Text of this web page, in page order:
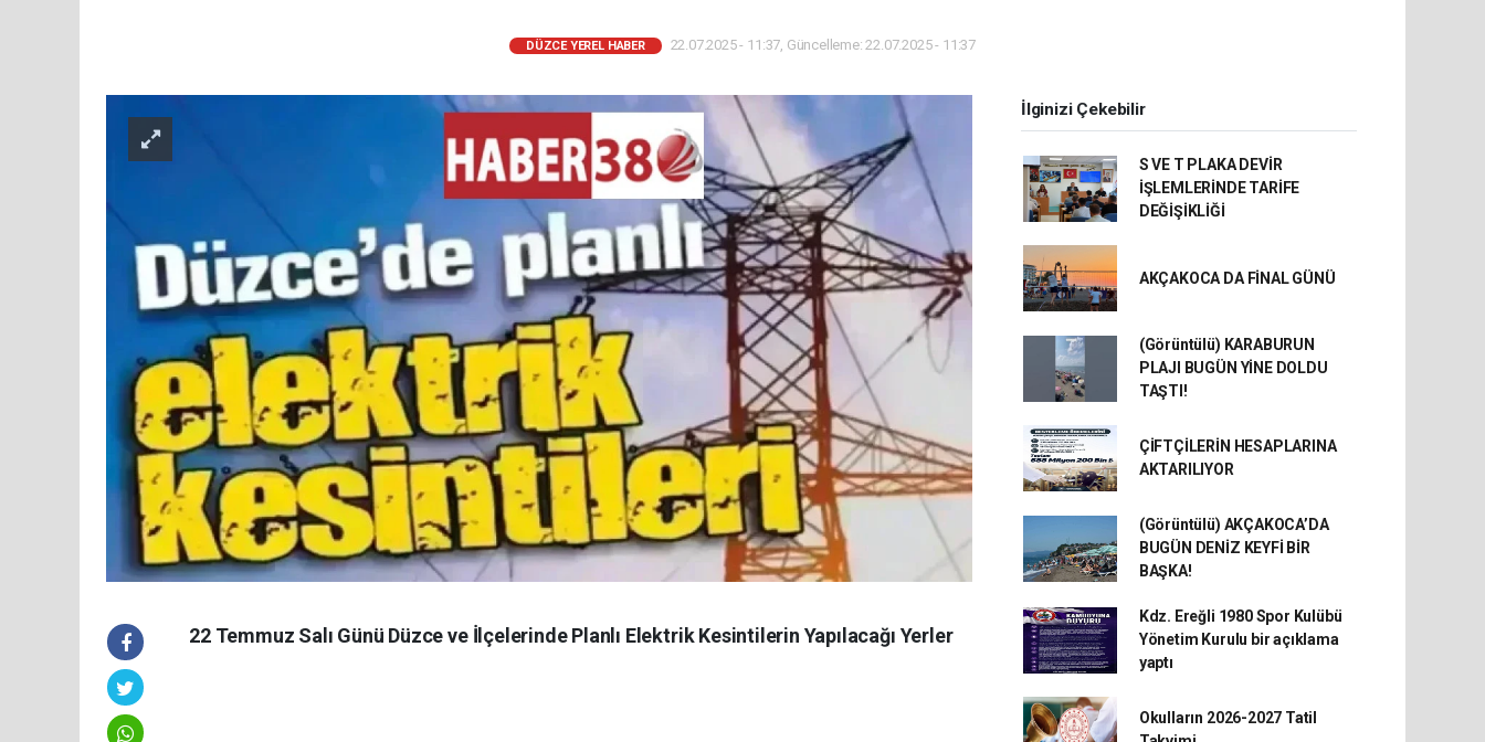
DÜZCE YEREL HABER 22.07.2025 - 11:37, Güncelleme: 22.07.2025 - 11:37
22 Temmuz Salı Günü Düzce ve İlçelerinde Planlı Elektrik Kesintilerin Yapılacağı Yerler
İlginizi Çekebilir
S VE T PLAKA DEVİR
İŞLEMLERİNDE TARİFE
DEĞİŞİKLİĞİ
AKÇAKOCA DA FİNAL GÜNÜ
(Görüntülü) KARABURUN
PLAJI BUGÜN YİNE DOLDU
TAŞTI!
ÇİFTÇİLERİN HESAPLARINA
AKTARILIYOR
(Görüntülü) AKÇAKOCA’DA
BUGÜN DENİZ KEYFİ BİR
BAŞKA!
Kdz. Ereğli 1980 Spor Kulübü
Yönetim Kurulu bir açıklama
yaptı
Okulların 2026-2027 Tatil